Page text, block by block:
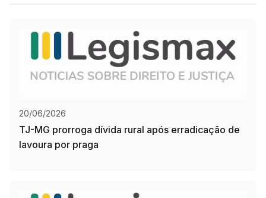
20/06/2026
TJ-MG prorroga dívida rural após erradicação de
lavoura por praga